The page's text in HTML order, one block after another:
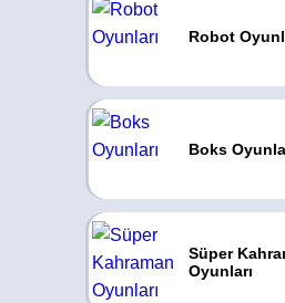
Robot
Boks
Süper
Oyunları